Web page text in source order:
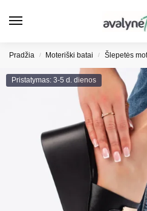
Pradžia / Moteriški batai / Šlepetės
Pristatymas: 3-5 d. dienos